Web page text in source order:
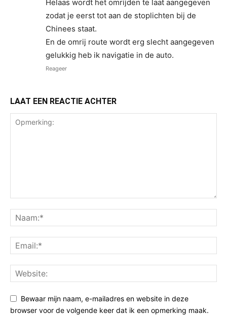
Helaas wordt het omrijden te laat aangegeven
zodat je eerst tot aan de stoplichten bij de
Chinees staat.
En de omrij route wordt erg slecht aangegeven
gelukkig heb ik navigatie in de auto.
Reageer
LAAT EEN REACTIE ACHTER
Bewaar mijn naam, e-mailadres en website in deze
browser voor de volgende keer dat ik een opmerking maak.